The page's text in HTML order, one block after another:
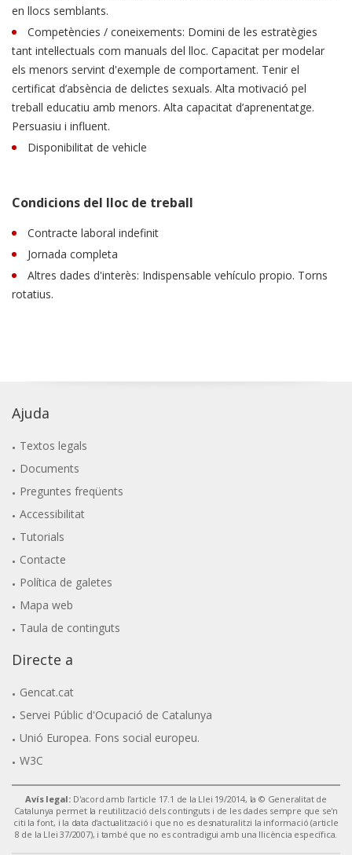
en llocs semblants.
Competències / coneixements: Domini de les estratègies
tant intel·lectuals com manuals del lloc. Capacitat per modelar
els menors servint d'exemple de comportament. Tenir el
certificat d’absència de delictes sexuals. Alta motivació pel
treball educatiu amb menors. Alta capacitat d’aprenentatge.
Persuasiu i influent.
Disponibilitat de vehicle
Condicions del lloc de treball
Contracte laboral indefinit
Jornada completa
Altres dades d'interès: Indispensable vehículo propio. Torns
rotatius.
Ajuda
Textos legals
Documents
Preguntes freqüents
Accessibilitat
Tutorials
Contacte
Política de galetes
Mapa web
Taula de continguts
Directe a
Gencat.cat
Servei Públic d'Ocupació de Catalunya
Unió Europea. Fons social europeu.
W3C
Avís legal: D'acord amb l'article 17.1 de la Llei 19/2014, la © Generalitat de
Catalunya permet la reutilització dels continguts i de les dades sempre que se'n
citi la font, i la data d'actualització i que no es desnaturalitzi la informació (article
8 de la Llei 37/2007), i també que no es contradigui amb una llicència específica.